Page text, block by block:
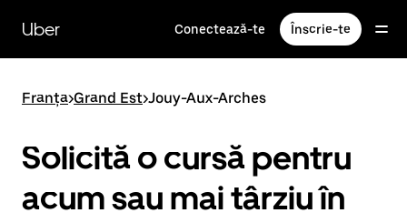
direct
conținutul
principal
Uber Conectează-te Înscrie-te
Franța>Grand Est>Jouy-Aux-Arches
Solicită o cursă pentru
acum sau mai târziu în